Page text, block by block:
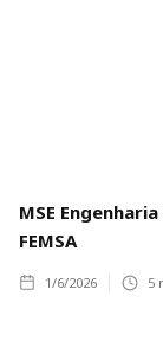
MSE
FEMSA
1/6/2026 5